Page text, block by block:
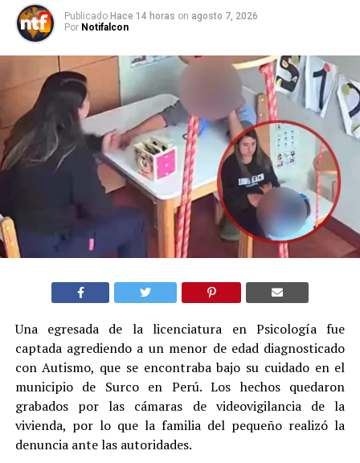
Publicado Hace 14 horas on agosto 7, 2026
Por Notifalcon
Una egresada de la licenciatura en Psicología fue
captada agrediendo a un menor de edad diagnosticado
con Autismo, que se encontraba bajo su cuidado en el
municipio de Surco en Perú. Los hechos quedaron
grabados por las cámaras de videovigilancia de la
vivienda, por lo que la familia del pequeño realizó la
denuncia ante las autoridades.